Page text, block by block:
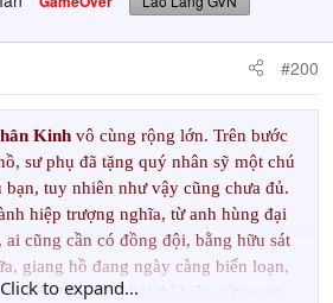
#200
Kinh vô cùng rộng lớn. Trên bước
sư phụ đã tặng quý nhân sỹ một chú
tuy nhiên như vậy cũng chưa đủ.
hiệp trượng nghĩa, từ anh hùng đại
ai cũng cần có đồng đội, bằng hữu sát
giang hồ đang ngày càng biến loạn,
bát đại môn phái thì luôn cử người
Click to expand...